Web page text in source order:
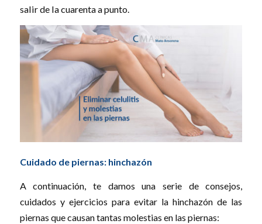
salir de la cuarenta a punto.
Cuidado de piernas: hinchazón
A continuación, te damos una serie de consejos,
cuidados y ejercicios para evitar la hinchazón de las
piernas que causan tantas molestias en las piernas: